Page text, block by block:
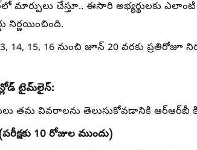
మార్పులు చేస్తూ.. ఈసారి అభ్యర్థులకు
నిర్ణయించింది.
14, 15, 16 నుంచి జూన్ 20 వరకు ప్రతిరోజూ
టైమ్‌లైన్:
తమ వివరాలను తెలుసుకోవడానికి ఆర్‌ఆర్‌బీ
10 రోజుల ముందు)